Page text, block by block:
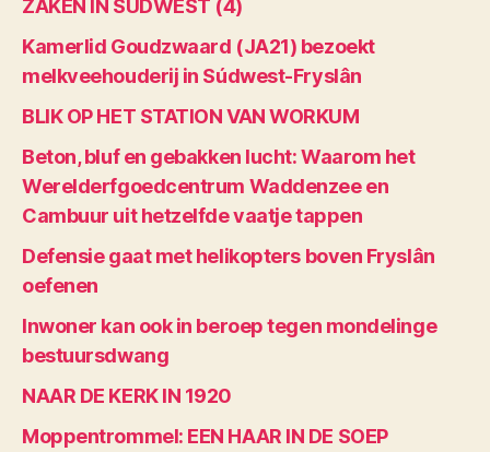
ZAKEN IN SÚDWEST (4)
Kamerlid Goudzwaard (JA21) bezoekt
melkveehouderij in Súdwest-Fryslân
BLIK OP HET STATION VAN WORKUM
Beton, bluf en gebakken lucht: Waarom het
Werelderfgoedcentrum Waddenzee en
Cambuur uit hetzelfde vaatje tappen
Defensie gaat met helikopters boven Fryslân
oefenen
Inwoner kan ook in beroep tegen mondelinge
bestuursdwang
NAAR DE KERK IN 1920
Moppentrommel: EEN HAAR IN DE SOEP